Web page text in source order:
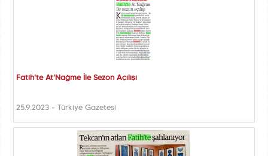
Fatih'te At'Nağme İle Sezon Açılışı
25.9.2023 - Türkiye Gazetesi